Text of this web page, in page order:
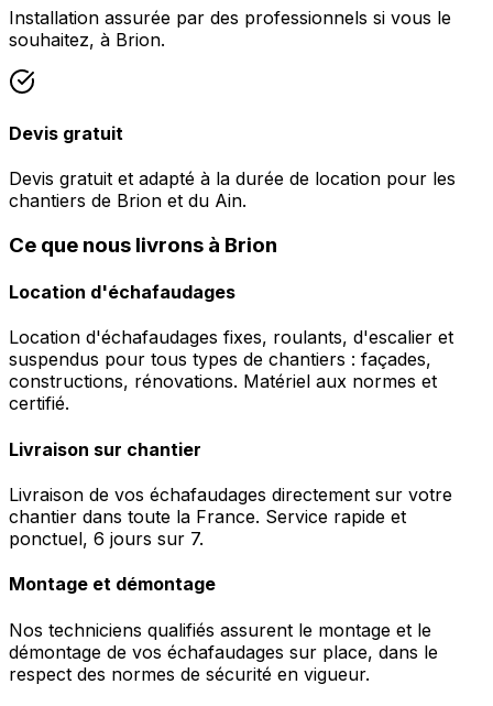
Installation assurée par des professionnels si vous le
souhaitez, à Brion.
Devis gratuit
Devis gratuit et adapté à la durée de location pour les
chantiers de Brion et du Ain.
Ce que nous livrons à Brion
Location d'échafaudages
Location d'échafaudages fixes, roulants, d'escalier et
suspendus pour tous types de chantiers : façades,
constructions, rénovations. Matériel aux normes et
certifié.
Livraison sur chantier
Livraison de vos échafaudages directement sur votre
chantier dans toute la France. Service rapide et
ponctuel, 6 jours sur 7.
Montage et démontage
Nos techniciens qualifiés assurent le montage et le
démontage de vos échafaudages sur place, dans le
respect des normes de sécurité en vigueur.